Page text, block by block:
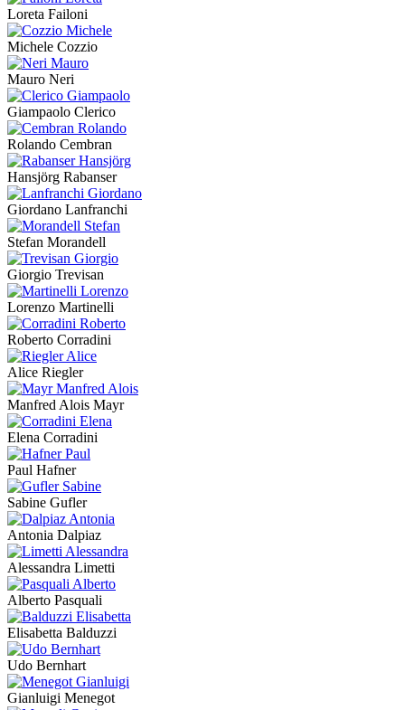
Loreta Failoni
Michele Cozzio
Mauro Neri
Giampaolo Clerico
Rolando Cembran
Hansjörg Rabanser
Giordano Lanfranchi
Stefan Morandell
Giorgio Trevisan
Lorenzo Martinelli
Roberto Corradini
Alice Riegler
Manfred Alois Mayr
Elena Corradini
Paul Hafner
Sabine Gufler
Antonia Dalpiaz
Alessandra Limetti
Alberto Pasquali
Elisabetta Balduzzi
Udo Bernhart
Gianluigi Menegot